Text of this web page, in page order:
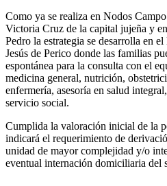
Como ya se realiza en Nodos
Victoria Cruz de la capital jujeña y
Pedro la estrategia se desarrolla en
Jesús de Perico donde las familias
espontánea para la consulta con el
medicina general, nutrición,
enfermería, asesoría en salud
servicio social.
Cumplida la valoración inicial de la
indicará el requerimiento de
unidad de mayor complejidad y/o
eventual internación domiciliaria del